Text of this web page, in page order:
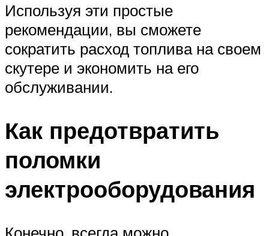
Используя эти простые
рекомендации, вы сможете
сократить расход топлива на своем
скутере и экономить на его
обслуживании.
Как предотвратить
поломки
электрооборудования